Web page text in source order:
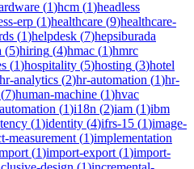
(1)hcm (1)headless
erp (1)healthcare (9)healthcare-
(1)helpdesk (7)hepsiburada
(5)hiring (4)hmac (1)hmrc
(1)hospitality (5)hosting (3)hotel
hr-analytics (2)hr-automation (1)hr-
(7)human-machine (1)hvac
(1)i18n (2)iam (1)ibm
(1)identity (4)ifrs-15 (1)image-
measurement (1)implementation
(1)import-export (1)import-